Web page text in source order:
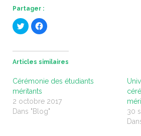
Partager :
C
l
z
p
u
r
p
a
r
t
a
C
l
z
p
u
r
r
t
a
Articles similaires
Cérémonie des étudiants
méritants
2 octobre 2017
Dans "Blog"
30